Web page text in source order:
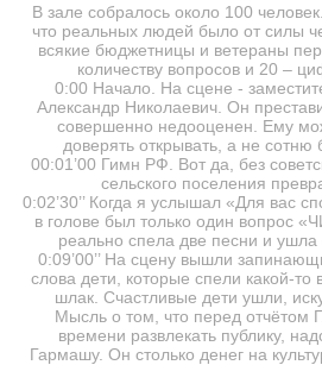
В зале собралось около 100
что реальных людей было от силы
всякие бюджетницы и ветераны
количеству вопросов и 20 –
0:00 Начало. На сцене -
Александр Николаевич. Он
совершенно недооценен. Ему
доверять открывать, а не сотню
00:01’00 Гимн РФ. Вот да, без
сельского поселения
0:02’30’’ Когда я услышал «Для вас
в голове был только один вопрос
реально спела две песни и ушла
0:09’00’’ На сцену вышли
слова дети, которые спели какой-то
шлак. Счастливые дети ушли,
Мысль о том, что перед отчётом
времени развлекать публику,
Гармашу. Он столько денег на